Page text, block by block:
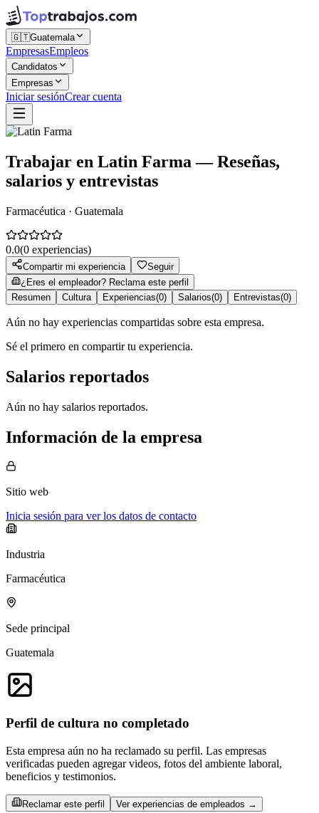
🇬🇹Guatemala
EmpresasEmpleos
Candidatos
Empresas
Iniciar sesiónCrear cuenta
Trabajar en Latin Farma — Reseñas,
salarios y entrevistas
Farmacéutica · Guatemala
0.0(0 experiencias)
Compartir mi experiencia
Seguir
¿Eres el empleador? Reclama este perfil
Resumen
Cultura Experiencias(0) Salarios(0) Entrevistas(0)
Aún no hay experiencias compartidas sobre esta empresa.
Sé el primero en compartir tu experiencia.
Salarios reportados
Aún no hay salarios reportados.
Información de la empresa
Sitio web
Inicia sesión para ver los datos de contacto
Industria
Farmacéutica
Sede principal
Guatemala
Perfil de cultura no completado
Esta empresa aún no ha reclamado su perfil. Las empresas
verificadas pueden agregar videos, fotos del ambiente laboral,
beneficios y testimonios.
Reclamar este perfil Ver experiencias de empleados →